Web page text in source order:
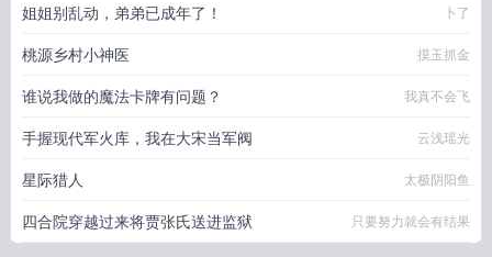
姐姐别乱动，弟弟已成年了！ 卜了
桃源乡村小神医 摸玉抓金
谁说我做的魔法卡牌有问题？ 我真不会飞
手握现代军火库，我在大宋当军阀 云浅瑶光
星际猎人 太极阴阳鱼
四合院穿越过来将贾张氏送进监狱 只要努力就会有结果